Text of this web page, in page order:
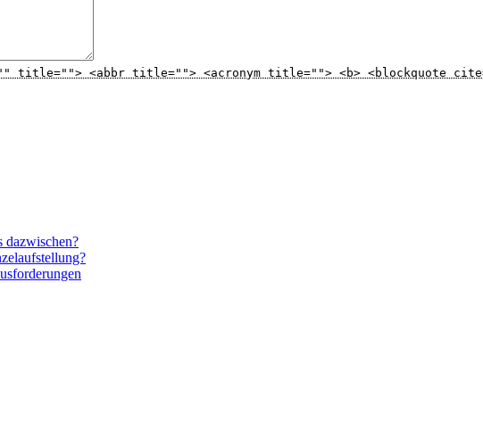
title=""> <abbr title=""> <acronym title=""> <b> <blockquote
dazwischen?